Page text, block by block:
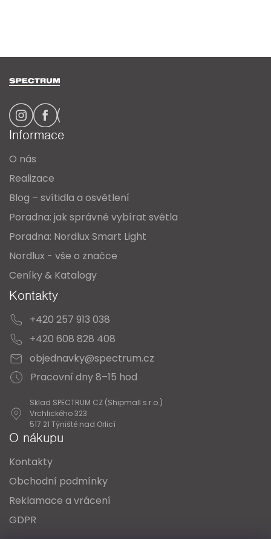
Informace
O nás
Realizace
Blog – svítidla a osvětlení
Poradna: jak správně vybírat světla
Poradna: Nordlux Smart Light
Nordlux - vše o značce
Ceníky & Katalogy
Kontakty
+420 257 913 038
+420 608 828 408
objednavky@spectrum.cz
Pracovní dny 8–15 hod
Sklad SPECTRUM CZ (Shipmall s.r.o.)
Vrchlického 323
517 21 Týniště nad Orlicí
O nákupu
Kontakty
Obchodní podmínky
Reklamace a vrácení
GDPR